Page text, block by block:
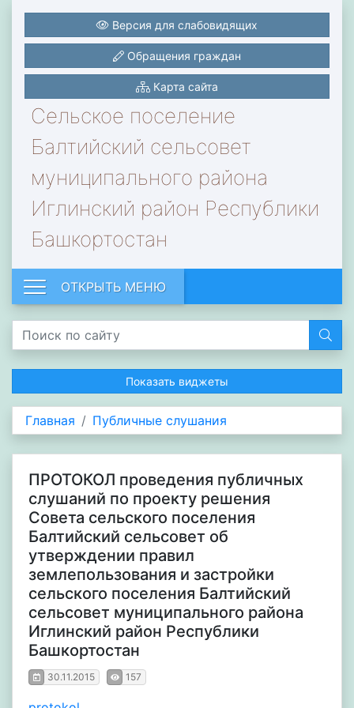
Сельское поселение
Балтийский сельсовет
муниципального района
Иглинский район Республики
Башкортостан
Версия для слабовидящих
Обращения граждан
Карта сайта
ОТКРЫТЬ МЕНЮ
Показать виджеты
Главная Публичные слушания
ПРОТОКОЛ проведения публичных
слушаний по проекту решения
Совета сельского поселения
Балтийский сельсовет об
утверждении правил
землепользования и застройки
сельского поселения Балтийский
сельсовет муниципального района
Иглинский район Республики
Башкортостан
30.11.2015 157